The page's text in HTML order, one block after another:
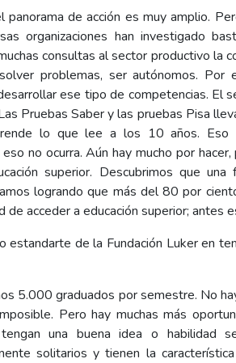
panorama de acción es muy amplio.
organizaciones han investigado
consultas al sector productivo la
problemas, ser autónomos. Por
ese tipo de competencias. El
Pruebas Saber y las pruebas Pisa
lo que lee a los 10 años. Eso
no ocurra. Aún hay mucho por
superior. Descubrimos que una
logrando que más del 80 por
de acceder a educación superior; antes
estandarte de la Fundación Luker en
5.000 graduados por semestre. No
Pero hay muchas más
una buena idea o habilidad
solitarios y tienen la